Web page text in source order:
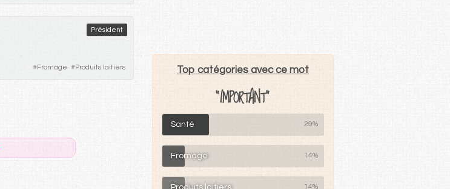
Président
#Fromage #Produits laitiers Top catégories avec ce mot
"IMPORTANT"
Santé 29%
Fromage 14%
Produits laitiers 14%